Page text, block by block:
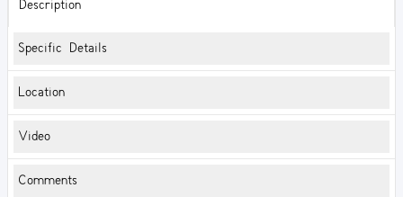
Description
Specific Details
Location
Video
Comments